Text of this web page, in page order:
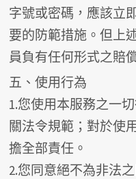
字號或密碼，應該立
要的防範措施。但上
員負有任何形式之賠
五、使用行為
1.您使用本服務之一
關法令規範；對於使
擔全部責任。
2.您同意絕不為非法